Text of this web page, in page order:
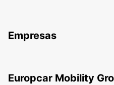
Empresas
Europcar Mobility